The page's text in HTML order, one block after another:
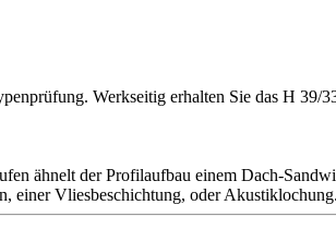
Werkseitig erhalten Sie das H 39/
ähnelt der Profilaufbau einem Dach-
einer Vliesbeschichtung, oder Akustiklochung.